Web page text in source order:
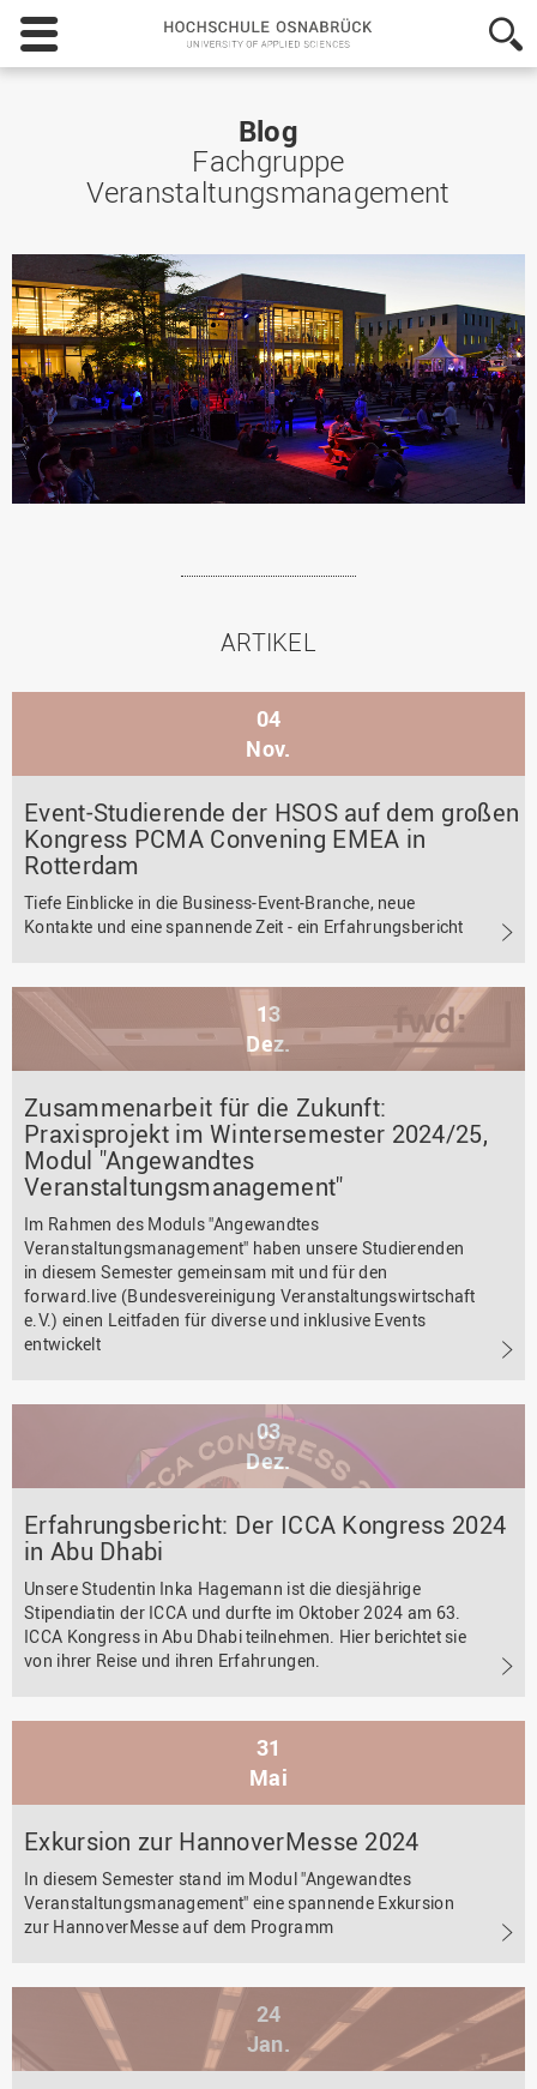
Hochschule
Osnabrück
-
Blog
Fachgruppe
Veranstaltungsmanagement
ARTIKEL
04
Nov.
Event-Studierende der HSOS auf dem großen
Kongress PCMA Convening EMEA in
Rotterdam
Tiefe Einblicke in die Business-Event-Branche, neue
Kontakte und eine spannende Zeit - ein Erfahrungsbericht
13
Dez.
Zusammenarbeit für die Zukunft:
Praxisprojekt im Wintersemester 2024/25,
Modul "Angewandtes
Veranstaltungsmanagement"
Im Rahmen des Moduls "Angewandtes
Veranstaltungsmanagement" haben unsere Studierenden
in diesem Semester gemeinsam mit und für den
forward.live (Bundesvereinigung Veranstaltungswirtschaft
e.V.) einen Leitfaden für diverse und inklusive Events
entwickelt
03
Dez.
Erfahrungsbericht: Der ICCA Kongress 2024
in Abu Dhabi
Unsere Studentin Inka Hagemann ist die diesjährige
Stipendiatin der ICCA und durfte im Oktober 2024 am 63.
ICCA Kongress in Abu Dhabi teilnehmen. Hier berichtet sie
von ihrer Reise und ihren Erfahrungen.
31
Mai
Exkursion zur HannoverMesse 2024
In diesem Semester stand im Modul "Angewandtes
Veranstaltungsmanagement" eine spannende Exkursion
zur HannoverMesse auf dem Programm
24
Jan.